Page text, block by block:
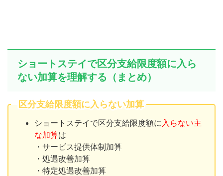
ショートステイで区分支給限度額に入ら
ない加算を理解する（まとめ）
区分支給限度額に入らない加算
ショートステイで区分支給限度額に 入らない主
な加算は
・サービス提供体制加算
・処遇改善加算
・特定処遇改善加算